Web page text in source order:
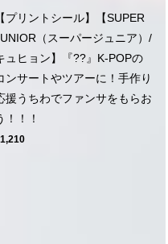
【プリントシール】【SUPER
（スーパージュニア）/
ュヒョン】『??』K-POPの
ンサートやツアーに！手作り
援うちわでファンサをもらお
！！！